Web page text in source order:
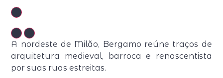
A nordeste de Milão, Bergamo reúne traços de
arquitetura medieval, barroca e renascentista
por suas ruas estreitas.